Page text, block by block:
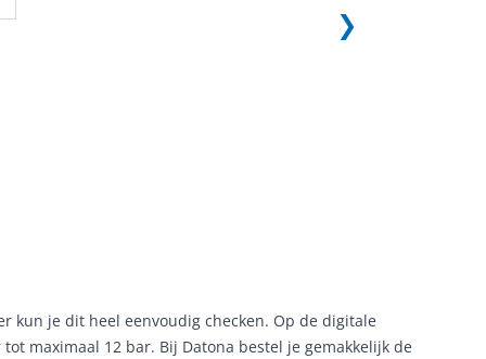
kun je dit heel eenvoudig checken. Op de digitale
maximaal 12 bar. Bij Datona bestel je gemakkelijk de